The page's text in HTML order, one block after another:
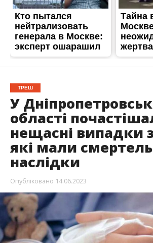
ТРЕШ
У
області
нещасні випадки
які мали
наслідки
Опубліковано 14.06.2023